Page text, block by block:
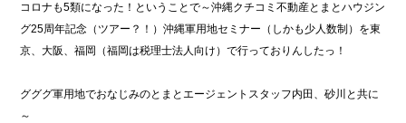
コロナも5類になった！ということで～沖縄クチコミ不動産とまとハウジン
グ25周年記念（ツアー？！）沖縄軍用地セミナー（しかも少人数制）を東
京、大阪、福岡（福岡は税理士法人向け）で行っておりんしたっ！
グググ軍用地でおなじみのとまとエージェントスタッフ内田、砂川と共に
～